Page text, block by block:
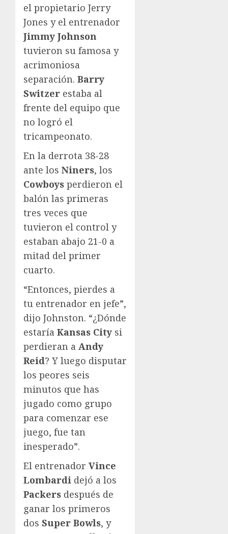
el propietario Jerry
Jones y el entrenador
Jimmy Johnson
tuvieron su famosa y
acrimoniosa
separación. Barry
Switzer estaba al
frente del equipo que
no logró el
tricampeonato.
En la derrota 38-28
ante los Niners, los
Cowboys perdieron el
balón las primeras
tres veces que
tuvieron el control y
estaban abajo 21-0 a
mitad del primer
cuarto.
“Entonces, pierdes a
tu entrenador en jefe”,
dijo Johnston. “¿Dónde
estaría Kansas City si
perdieran a Andy
Reid? Y luego disputar
los peores seis
minutos que has
jugado como grupo
para comenzar ese
juego, fue tan
inesperado”.
El entrenador Vince
Lombardi dejó a los
Packers después de
ganar los primeros
dos Super Bowls, y